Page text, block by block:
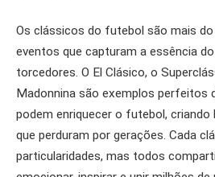
Os clássicos do futebol são mais
eventos que capturam a essência
torcedores. O El Clásico, o
Madonnina são exemplos perfeitos
podem enriquecer o futebol,
que perduram por gerações. Cada
particularidades, mas todos